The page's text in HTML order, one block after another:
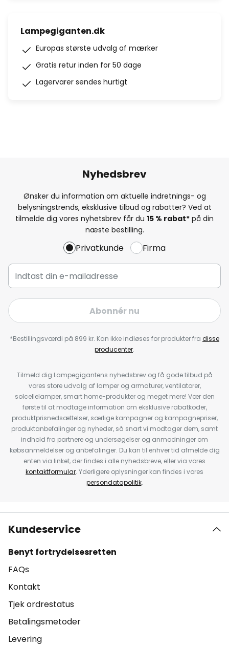
Lampegiganten.dk
Europas største udvalg af mærker
Gratis retur inden for 50 dage
Lagervarer sendes hurtigt
Nyhedsbrev
Ønsker du information om aktuelle indretnings- og
belysningstrends, eksklusive tilbud og rabatter? Ved at
tilmelde dig vores nyhetsbrev får du 15 % rabat* på din
næste bestilling.
Privatkunde Firma
Abonnér nu
*Bestillingsværdi på 899 kr. Kan ikke indløses for produkter fra disse
producenter.
Tilmeld dig Lampegigantens nyhedsbrev og få gode tilbud på
vores store udvalg af lamper og armaturer, ventilatorer,
solcellelamper, smart home-produkter og meget mere! Vær den
første til at modtage information om eksklusive rabatkoder,
produktprisnedsættelser, særlige kampagner og kampagnepriser,
produktanbefalinger og nyheder, så snart vi modtager dem, samt
indhold fra partnere og undersøgelser og anmodninger om
købsanmeldelser og anbefalinger. Du kan til enhver tid afmelde dig
enten via linket, der findes i alle nyhedsbreve, eller via vores
kontaktformular. Yderligere oplysninger kan findes i vores
persondatapolitik.
Kundeservice
Benyt fortrydelsesretten
FAQs
Kontakt
Tjek ordrestatus
Betalingsmetoder
Levering